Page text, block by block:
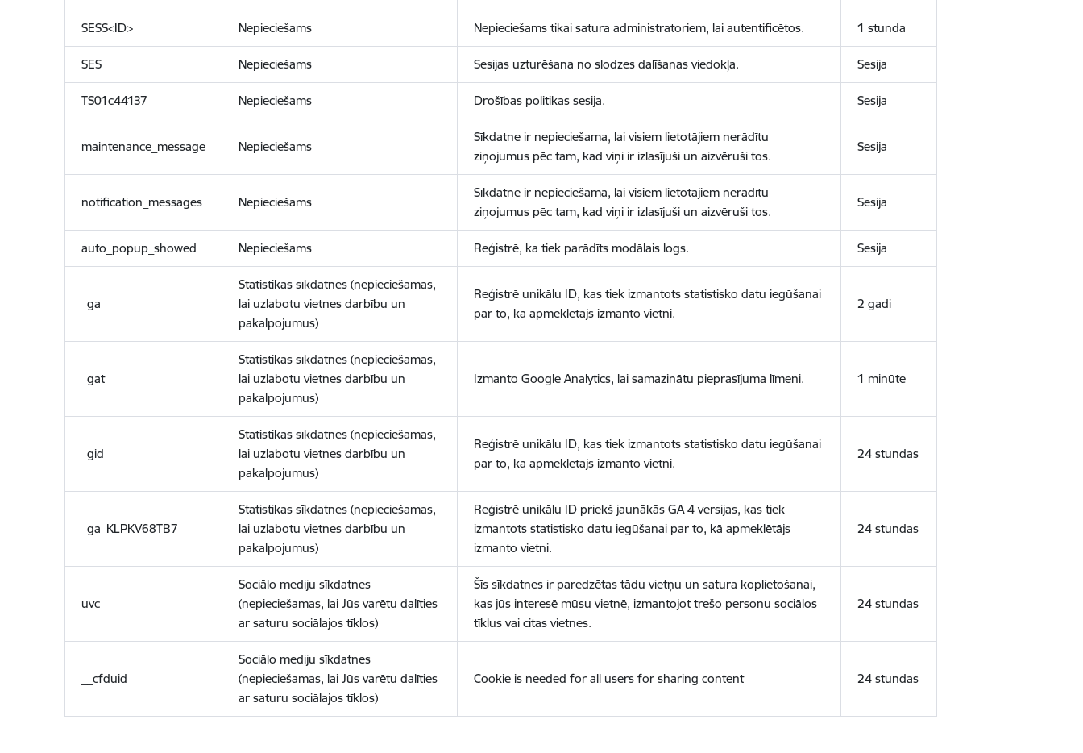
SESS<ID> Nepieciešams Nepieciešams tikai satura administratoriem, lai autentificētos. 1 stunda
SES Nepieciešams Sesijas uzturēšana no slodzes dalīšanas viedokļa. Sesija
TS01c44137 Nepieciešams Drošības politikas sesija. Sesija
maintenance_message Nepieciešams
Sīkdatne ir nepieciešama, lai visiem lietotājiem nerādītu
ziņojumus pēc tam, kad viņi ir izlasījuši un aizvēruši tos.
Sesija
notification_messages Nepieciešams
Sīkdatne ir nepieciešama, lai visiem lietotājiem nerādītu
ziņojumus pēc tam, kad viņi ir izlasījuši un aizvēruši tos.
Sesija
auto_popup_showed Nepieciešams Reģistrē, ka tiek parādīts modālais logs. Sesija
_ga
Statistikas sīkdatnes (nepieciešamas,
lai uzlabotu vietnes darbību un
pakalpojumus)
Reģistrē unikālu ID, kas tiek izmantots statistisko datu iegūšanai
par to, kā apmeklētājs izmanto vietni.
2 gadi
_gat
Statistikas sīkdatnes (nepieciešamas,
lai uzlabotu vietnes darbību un
pakalpojumus)
Izmanto Google Analytics, lai samazinātu pieprasījuma līmeni. 1 minūte
_gid
Statistikas sīkdatnes (nepieciešamas,
lai uzlabotu vietnes darbību un
pakalpojumus)
Reģistrē unikālu ID, kas tiek izmantots statistisko datu iegūšanai
par to, kā apmeklētājs izmanto vietni.
24 stundas
_ga_KLPKV68TB7
Statistikas sīkdatnes (nepieciešamas,
lai uzlabotu vietnes darbību un
pakalpojumus)
Reģistrē unikālu ID priekš jaunākās GA 4 versijas, kas tiek
izmantots statistisko datu iegūšanai par to, kā apmeklētājs
izmanto vietni.
24 stundas
uvc
Sociālo mediju sīkdatnes
(nepieciešamas, lai Jūs varētu dalīties
ar saturu sociālajos tīklos)
Šīs sīkdatnes ir paredzētas tādu vietņu un satura koplietošanai,
kas jūs interesē mūsu vietnē, izmantojot trešo personu sociālos
tīklus vai citas vietnes.
24 stundas
__cfduid
Sociālo mediju sīkdatnes
(nepieciešamas, lai Jūs varētu dalīties
ar saturu sociālajos tīklos)
Cookie is needed for all users for sharing content 24 stundas